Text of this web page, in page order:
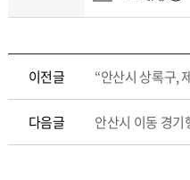
이전글
다음글